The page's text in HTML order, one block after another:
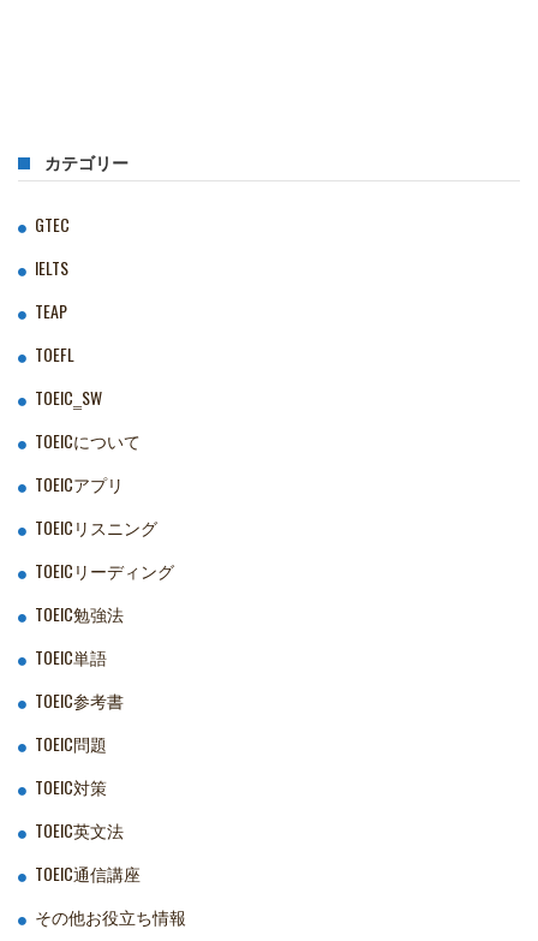
カテゴリー
GTEC
IELTS
TEAP
TOEFL
TOEIC‗SW
TOEICについて
TOEICアプリ
TOEICリスニング
TOEICリーディング
TOEIC勉強法
TOEIC単語
TOEIC参考書
TOEIC問題
TOEIC対策
TOEIC英文法
TOEIC通信講座
その他お役立ち情報